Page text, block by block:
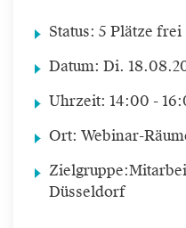
Status: 5 Plätze frei
Datum: Di.
Uhrzeit: 14:00 -
Ort: Webinar-
Zielgruppe:
Düsseldorf